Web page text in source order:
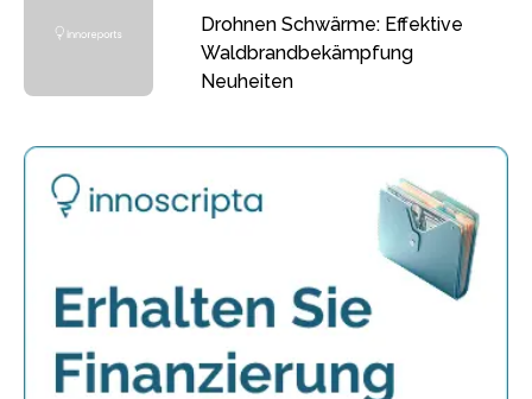
Drohnen Schwärme: Effektive
Waldbrandbekämpfung
Neuheiten